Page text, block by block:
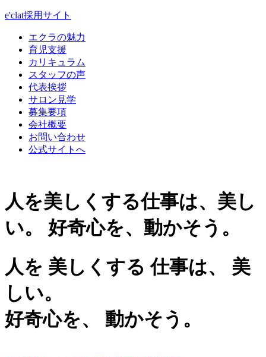
e'clat採用サイト
エクラの魅力
育児支援
カリキュラム
スタッフの声
代表挨拶
サロン見学
募集要項
会社概要
お問い合わせ
公式サイトへ
人を美しくする仕事は、美し
い。
好奇心を、動かそう。
人を 美しくする 仕事は、
美
しい。
好奇心を、
動かそう。